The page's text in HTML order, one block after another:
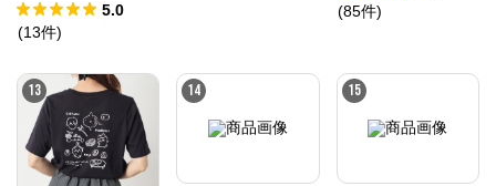
5.0
(13件)
(85件)
13 14 15